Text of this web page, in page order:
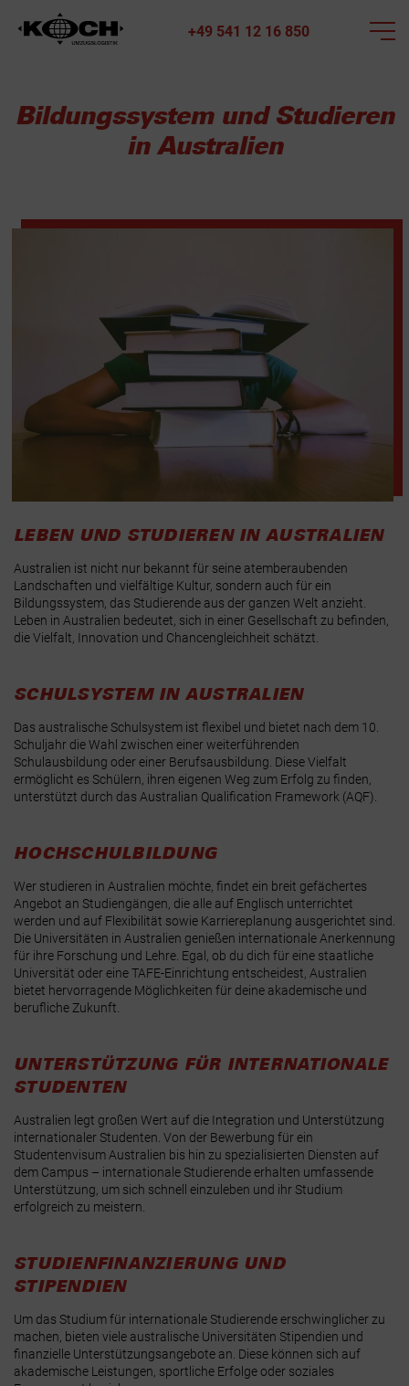
+49 541 12 16 850
Bildungssystem und Studieren
in Australien
LEBEN UND STUDIEREN IN AUSTRALIEN
Australien ist nicht nur bekannt für seine atemberaubenden
Landschaften und vielfältige Kultur, sondern auch für ein
Bildungssystem, das Studierende aus der ganzen Welt anzieht.
Leben in Australien bedeutet, sich in einer Gesellschaft zu befinden,
die Vielfalt, Innovation und Chancengleichheit schätzt.
SCHULSYSTEM IN AUSTRALIEN
Das australische Schulsystem ist flexibel und bietet nach dem 10.
Schuljahr die Wahl zwischen einer weiterführenden
Schulausbildung oder einer Berufsausbildung. Diese Vielfalt
ermöglicht es Schülern, ihren eigenen Weg zum Erfolg zu finden,
unterstützt durch das Australian Qualification Framework (AQF).
HOCHSCHULBILDUNG
Wer studieren in Australien möchte, findet ein breit gefächertes
Angebot an Studiengängen, die alle auf Englisch unterrichtet
werden und auf Flexibilität sowie Karriereplanung ausgerichtet sind.
Die Universitäten in Australien genießen internationale Anerkennung
für ihre Forschung und Lehre. Egal, ob du dich für eine staatliche
Universität oder eine TAFE-Einrichtung entscheidest, Australien
bietet hervorragende Möglichkeiten für deine akademische und
berufliche Zukunft.
UNTERSTÜTZUNG FÜR INTERNATIONALE
STUDENTEN
Australien legt großen Wert auf die Integration und Unterstützung
internationaler Studenten. Von der Bewerbung für ein
Studentenvisum Australien bis hin zu spezialisierten Diensten auf
dem Campus – internationale Studierende erhalten umfassende
Unterstützung, um sich schnell einzuleben und ihr Studium
erfolgreich zu meistern.
STUDIENFINANZIERUNG UND
STIPENDIEN
Um das Studium für internationale Studierende erschwinglicher zu
machen, bieten viele australische Universitäten Stipendien und
finanzielle Unterstützungsangebote an. Diese können sich auf
akademische Leistungen, sportliche Erfolge oder soziales